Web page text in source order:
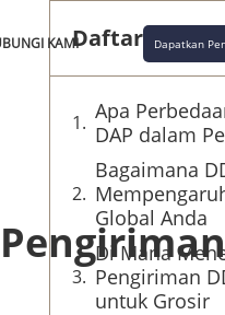
KAMI Dapatkan
Daftar Isi
Apa
DAP dalam
Bagaimana
Global Anda
Di Mana
Pengiriman
untuk Grosir